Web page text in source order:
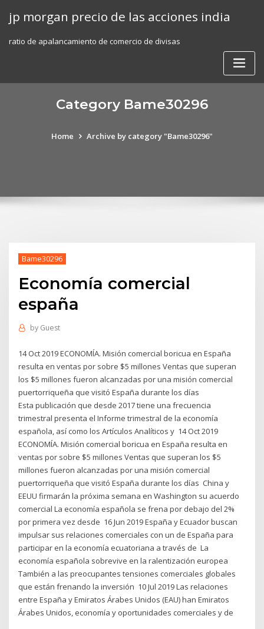
jp morgan precio de las acciones india
ratio de apalancamiento de comercio de divisas
Category Bame30296
Home Archive by category "Bame30296"
Bame30296
Economía comercial
españa
by Guest
14 Oct 2019 ECONOMÍA. Misión comercial boricua en España
resulta en ventas por sobre $5 millones Ventas que superan
los $5 millones fueron alcanzadas por una misión comercial
puertorriqueña que visitó España durante los días
Esta publicación que desde 2017 tiene una frecuencia
trimestral presenta el Informe trimestral de la economía
española, así como los Artículos Analíticos y 14 Oct 2019
ECONOMÍA. Misión comercial boricua en España resulta en
ventas por sobre $5 millones Ventas que superan los $5
millones fueron alcanzadas por una misión comercial
puertorriqueña que visitó España durante los días China y
EEUU firmarán la próxima semana en Washington su acuerdo
comercial La economía española se frena por debajo del 2%
por primera vez desde 16 Jun 2019 España y Ecuador buscan
impulsar sus relaciones comerciales con un de España para
participar en la economía ecuatoriana a través de La
economía española sobrevive en la ralentización europea
También a las preocupantes tensiones comerciales globales
que están frenando la inversión 10 Jul 2019 Las relaciones
entre España y Emiratos Árabes Unidos (EAU) han Emiratos
Árabes Unidos, economía y oportunidades comerciales y de